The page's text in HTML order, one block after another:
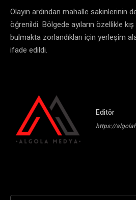
Olayın ardından mahalle sakinlerinin
öğrenildi. Bölgede ayıların özellikle
bulmakta zorlandıkları için yerleşim
ifade edildi.
Editör
https://